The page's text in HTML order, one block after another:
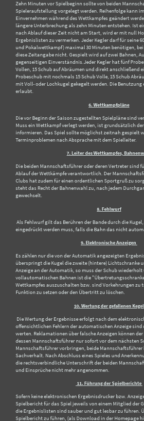
Zehn Minuten vor Spielbeginn sollte von beiden
Spieleraufstellung vorgelegt werden. Reihenfolge kann
Einvernehmen während des Wettkampfes geändert
längere Unterbrechung als zehn Minuten entstehen. Ist
nach Ablauf dieser Zeit nicht am Start, wird er mit null
Ergebnislisten zu vermerken. Jeder Kegler darf für seine
und Pokalwettkampf) maximal 30 Minuten benötigen,
diese Zeitangabe nicht. Gespielt wird auf zwei Bahnen,
gegenseitigen Einverständnis.Jeder Kegler hat fünf
Vollen, 15 Schub auf Abräumen und direkt anschließend
Probeschub mit nochmals 15 Schub Volle, 15 Schub
mit Voll- oder Lochkugel gekegelt werden. Die Benutzung
erlaubt.
6. Wettkampfpläne
Die vor Beginn der Saison zugestellten Spielpläne sind
Muss ein Wettkampf verlegt werden, ist grundsätzlich
informieren. Das Spiel sollte möglichst zeitnah gespielt
Terminproblemen nach Absprache mit dem Spielleiter.
7. Leiter des Wettkampfes,
Die beiden Mannschaftsführer oder deren Vertreter sind
Ablauf der Wettkämpfe verantwortlich. Der
Clubs hat zudem für einen ordentlichen Sportgruß zu
steht das Recht der Bahnenwahl zu, nach jedem
gewechselt.
8. Fehlwurf
Als Fehlwurf gilt das Berühren der Bande durch die
eingedrückt werden muss, falls die Bahn das nicht
9. Elektronische Anzeigen
Es zählen nur die von der Automatik angezeigten
überspringt die Kugel die zweite (hintere) Lichtschranke
Anzeige an der Automatik, so muss der Schub wiederholt
vollautomatischen Bahnen ist die
Wettkampfes auszuschalten bzw. sind Vorkehrungen zu
Funktion zu setzen oder den Übertritt zu löschen.
10. Wertung der gefallenen Kegel
Die Wertung der Ergebnisse erfolgt nach dem
offensichtlichen Fehlern der automatischen Anzeige sind
werten. Reklamationen über falsche Anzeigen können
dessen Mannschaftsführer nur sofort vor dem nächsten
Mannschaftsführer vorbringen, beide Mannschaftsführer
Sachverhalt. Nach Abschluss eines Spieles und
die rechtsverbindliche Unterschrift der beiden
und Einsprüche nicht mehr angenommen.
11. Führung der Spielberichte
Sofern keine elektronischen Ergebnisdrucker bzw.
Spielbericht für das Spiel jeweils von einem Mitglied der
die Ergebnislisten sind sauber und gut lesbar zu führen.
Spielbericht zu führen, (als Download in der Homepage